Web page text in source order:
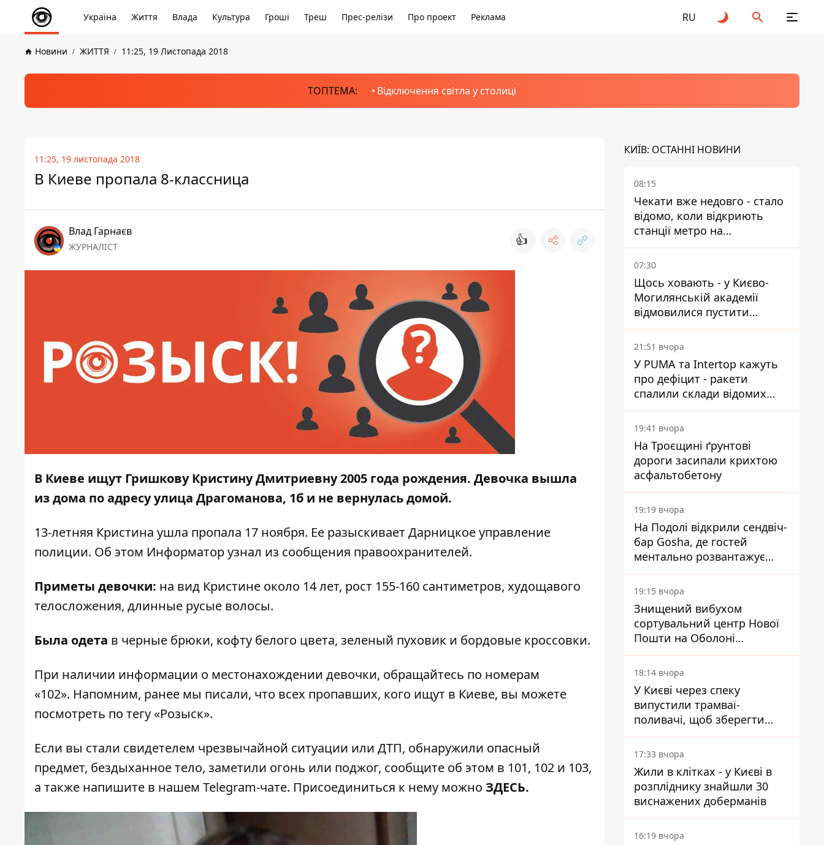
Україна Життя Влада Культура Гроші Треш Прес-релізи Про проект Реклама RU
Новини ЖИТТЯ 11:25, 19 Листопада 2018
ТОПТЕМА: Відключення світла у столиці
11:25, 19 листопада 2018
В Киеве пропала 8-классница
Влад Гарнаєв
ЖУРНАЛІСТ 👍
В Киеве ищут Гришкову Кристину Дмитриевну 2005 года рождения. Девочка вышла
из дома по адресу улица Драгоманова, 1б и не вернулась домой.
13-летняя Кристина ушла пропала 17 ноября. Ее разыскивает Дарницкое управление
полиции. Об этом Информаторузнал из сообщения правоохранителей.
Приметы девочки: на вид Кристине около 14 лет, рост 155-160 сантиметров, худощавого
телосложения, длинные русые волосы.
Была одета в черные брюки, кофту белого цвета, зеленый пуховик и бордовые кроссовки.
При наличии информации о местонахождении девочки, обращайтесь по номерам
«102». Напомним, ранее мы писали, что всех пропавших, кого ищут в Киеве, вы можете
посмотреть по тегу«Розыск».
Если вы стали свидетелем чрезвычайной ситуации или ДТП, обнаружили опасный
предмет, бездыханное тело, заметили огонь или поджог, сообщите об этом в 101, 102 и 103,
а также напишите в нашем Telegram-чате. Присоединиться к нему можно ЗДЕСЬ.
КИЇВ: ОСТАННІ НОВИНИ
08:15
Чекати вже недовго - стало
відомо, коли відкриють
станції метро на
Виноградарі
07:30
Щось ховають - у Києво-
Могилянській академії
відмовилися пустити
комісію з охорони пам'яток
на територію
21:51 вчора
У PUMA та Intertop кажуть
про дефіцит - ракети
спалили склади відомих
брендів
19:41 вчора
На Троєщині ґрунтові
дороги засипали крихтою
асфальтобетону
19:19 вчора
На Подолі відкрили сендвіч-
бар Gosha, де гостей
ментально розвантажує
акула
19:15 вчора
Знищений вибухом
сортувальний центр Нової
Пошти на Оболоні
запрацював - видають
посилки
18:14 вчора
У Києві через спеку
випустили трамваї-
поливачі, щоб зберегти
рейки від деформації
17:33 вчора
Жили в клітках - у Києві в
розпліднику знайшли 30
виснажених доберманів
16:19 вчора